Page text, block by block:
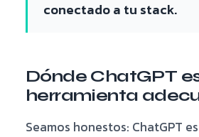
conectado a tu stack.
Dónde ChatGPT
herramienta
Seamos honestos: ChatGPT